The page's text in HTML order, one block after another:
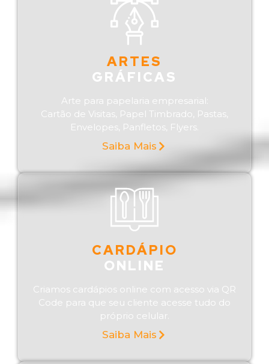
ARTES
GRÁFICAS
Arte para papelaria empresarial:
Cartão de Visitas, Papel Timbrado, Pastas,
Envelopes, Panfletos, Flyers.
Saiba Mais
CARDÁPIO
ONLINE
Criamos cardápios online com acesso via QR
Code para que seu cliente acesse tudo do
próprio celular.
Saiba Mais